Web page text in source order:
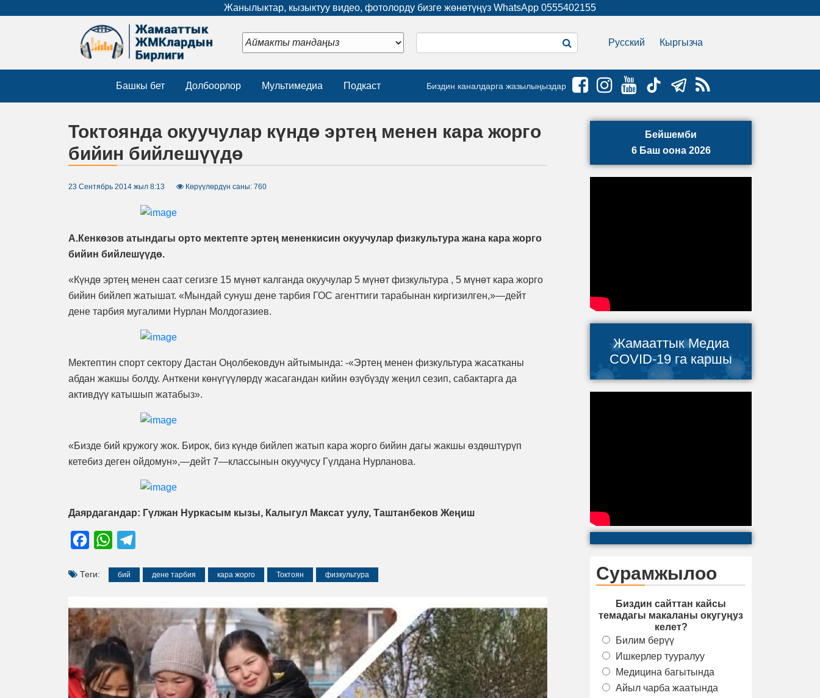
Жанылыктар, кызыктуу видео, фотолорду бизге жөнөтүңүз WhatsApp 0555402155
Русский Кыргызча
Башкы бет Долбоорлор Мультимедиа Подкаст Биздин каналдарга жазылыңыздар
Токтоянда окуучулар күндө эртең менен кара жорго
бийин бийлешүүдө
23 Сентябрь 2014 жыл 8:13 Көрүүлөрдүн саны: 760
А.Кенкөзов атындагы орто мектепте эртең мененкисин окуучулар физкультура жана кара жорго
бийин бийлешүүдө.
«Күндө эртең менен саат сегизге 15 мүнөт калганда окуучулар 5 мүнөт физкультура , 5 мүнөт кара жорго
бийин бийлеп жатышат. «Мындай сунуш дене тарбия ГОС агенттиги тарабынан киргизилген,»—дейт
дене тарбия мугалими Нурлан Молдогазиев.
Мектептин спорт сектору Дастан Оңолбековдун айтымында: -«Эртең менен физкультура жасатканы
абдан жакшы болду. Анткени көнүгүүлөрдү жасагандан кийин өзүбүздү жеңил сезип, сабактарга да
активдүү катышып жатабыз».
«Бизде бий кружогу жок. Бирок, биз күндө бийлеп жатып кара жорго бийин дагы жакшы өздөштүрүп
кетебиз деген ойдомун»,—дейт 7—классынын окуучусу Гүлдана Нурланова.
Даярдагандар: Гүлжан Нуркасым кызы, Калыгул Максат уулу, Таштанбеков Жеңиш
FacebookWhatsApp
Теги: бий дене тарбия кара жорго Токтоян физкультура
Бейшемби
6 Баш оона 2026
Жамааттык Медиа
COVID-19 га каршы
Сурамжылоо
Биздин сайттан кайсы
темадагы макаланы окугуңуз
келет?
Билим берүү
Ишкерлер тууралуу
Медицина багытында
Айыл чарба жаатында